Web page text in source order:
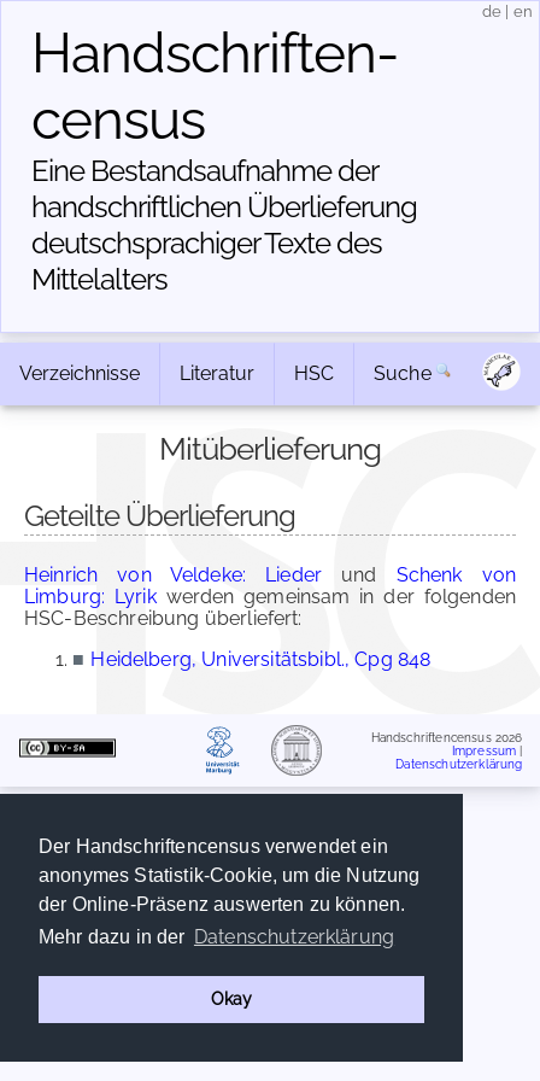
Der Handschriftencensus verwendet ein
anonymes Statistik-Cookie, um die Nutzung
der Online-Präsenz auswerten zu können.
Mehr dazu in der Datenschutzerklärung
Okay
Handschriften­
census
Eine Bestandsaufnahme der
handschriftlichen Über­lieferung
deutschsprachiger Texte des
Mittelalters
de en
Verzeichnisse Literatur HSC Suche
Mitüberlieferung
Geteilte Überlieferung
Heinrich von Veldeke: Lieder und Schenk von
Limburg: Lyrikwerden gemeinsam in der folgenden
HSC-Beschreibung überliefert:
■ Heidelberg, Universitätsbibl., Cpg 848
Handschriftencensus 2026
Impressum
Datenschutzerklärung